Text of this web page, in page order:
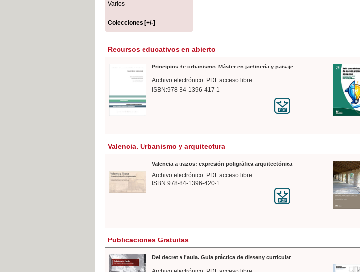
Varios
Colecciones [+/-]
Recursos educativos en abierto
Principios de urbanismo. Máster en jardinería y paisaje
Archivo electrónico. PDF acceso libre
ISBN:978-84-1396-417-1
Valencia. Urbanismo y arquitectura
Valencia a trazos: expresión poligráfica arquitectónica
Archivo electrónico. PDF acceso libre
ISBN:978-84-1396-420-1
Publicaciones Gratuitas
Del decret a l'aula. Guia práctica de disseny curricular